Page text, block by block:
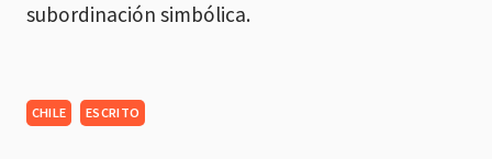
subordinación simbólica.
CHILE ESCRITO